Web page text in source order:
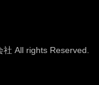
All rights Reserved.